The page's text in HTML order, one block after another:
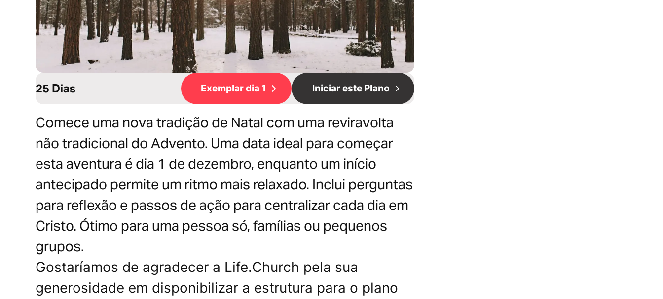
25 Dias Exemplar dia 1 Iniciar este Plano
Comece uma nova tradição de Natal com uma reviravolta
não tradicional do Advento. Uma data ideal para começar
esta aventura é dia 1 de dezembro, enquanto um início
antecipado permite um ritmo mais relaxado. Inclui perguntas
para reflexão e passos de ação para centralizar cada dia em
Cristo. Ótimo para uma pessoa só, famílias ou pequenos
grupos.
Gostaríamos de agradecer a Life.Church pela sua
generosidade em disponibilizar a estrutura para o plano